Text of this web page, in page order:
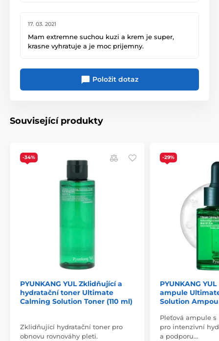
17. 03. 2021
Mam extremne suchou kuzi a krem je super,
krasne vyhratuje a je moc prijemny.
Položit dotaz
Související produkty
-34%
PYUNKANG YUL Zklidňující a
hydratační toner Ultimate
Calming Solution Toner (110 ml)
Zklidňující hydratační toner pro
obnovu rovnováhy pleti.
-29%
PYUNKANG
ampule
Solution
Pleťová ampule
pro intenzivní
a podporu…